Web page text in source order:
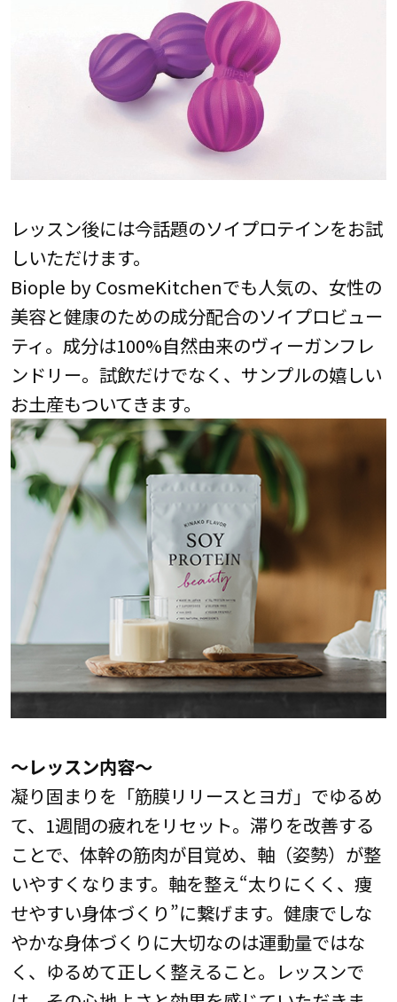
レッスン後には今話題のソイプロテインをお試
しいただけます。
Biople by CosmeKitchenでも人気の、女性の
美容と健康のための成分配合のソイプロビュー
ティ。成分は100%自然由来のヴィーガンフレ
ンドリー。試飲だけでなく、サンプルの嬉しい
お土産もついてきます。
～レッスン内容～
凝り固まりを「筋膜リリースとヨガ」でゆるめ
て、1週間の疲れをリセット。滞りを改善する
ことで、体幹の筋肉が目覚め、軸（姿勢）が整
いやすくなります。軸を整え“太りにくく、痩
せやすい身体づくり”に繋げます。健康でしな
やかな身体づくりに大切なのは運動量ではな
く、ゆるめて正しく整えること。レッスンで